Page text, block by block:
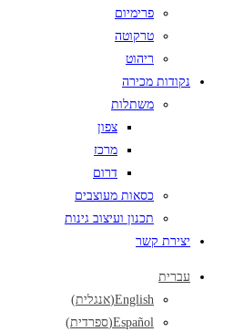
פרימיום
טרקוטה
ריהוט
נקודות מכירה
משתלות
צפון
מרכז
דרום
כסאות מעוצבים
תכנון ועיצוב גינות
יצירת קשר
עברית
English
(אנגלית)
Español
(ספרדית)